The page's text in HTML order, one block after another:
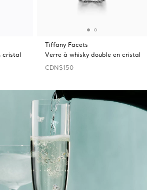
cristal
Tiffany Facets
Verre à whisky double en cristal
CDN$150